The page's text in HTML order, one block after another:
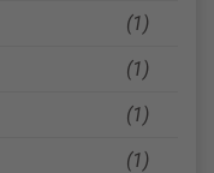
(1)
(1)
(1)
(1)